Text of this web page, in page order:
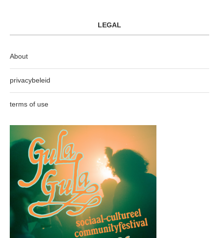
LEGAL
About
privacybeleid
terms of use